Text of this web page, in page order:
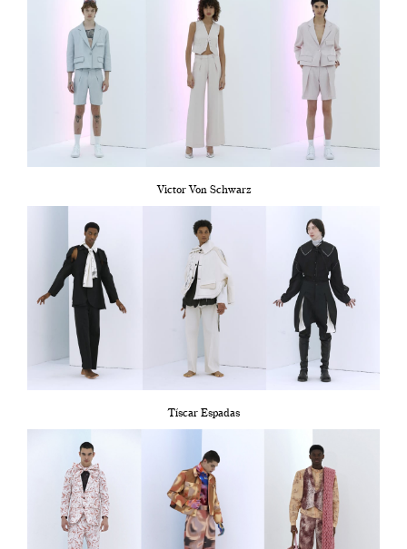
Victor Von Schwarz
Tíscar Espadas